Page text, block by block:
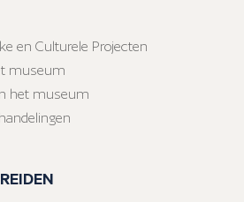
en Culturele Projecten
museum
het museum